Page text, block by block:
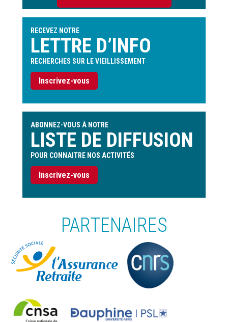
l'utilisateur
RECEVEZ NOTRE
LETTRE D’INFO
RECHERCHES SUR LE VIEILLISSEMENT
Inscrivez-vous
ABONNEZ-VOUS À NOTRE
LISTE DE DIFFUSION
POUR CONNAITRE NOS ACTIVITÉS
Inscrivez-vous
PARTENAIRES